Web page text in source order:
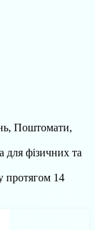
Поштомати,
для фізичних та
протягом 14